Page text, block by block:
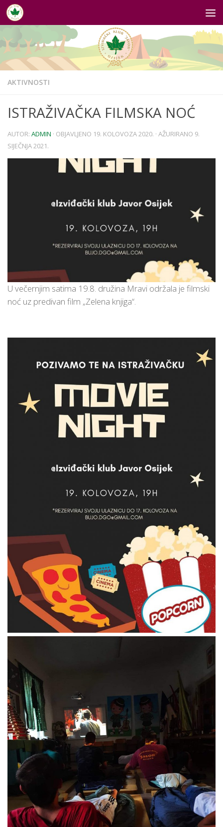
Skip to content
AKTIVNOSTI
ISTRAŽIVAČKA FILMSKA NOĆ
AUTOR: ADMIN · OBJAVLJENO 19. KOLOVOZA 2020. · AŽURIRANO 9.
SIJEČNJA 2021.
U večernjim satima 19.8. družina Mravi održala je filmski
noć uz predivan film „Zelena knjiga“.